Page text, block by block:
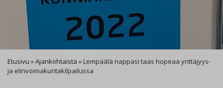
Etusivu »Ajankohtaista » Lempäälä nappasi taas hopeaa yrittäjyys-
ja elinvoimakuntakilpailussa